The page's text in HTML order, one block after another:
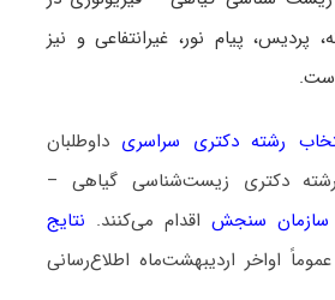
پردیس، پیام نور، غیرانتفاعی و نیز
رشته دکتری سراسری داوطلبان
دکتری زیست‌شناسی گیاهی –
سنجش اقدام می‌کنند. نتایج
عموماً اواخر اردیبهشت‌ماه اطلاع‌رسانی